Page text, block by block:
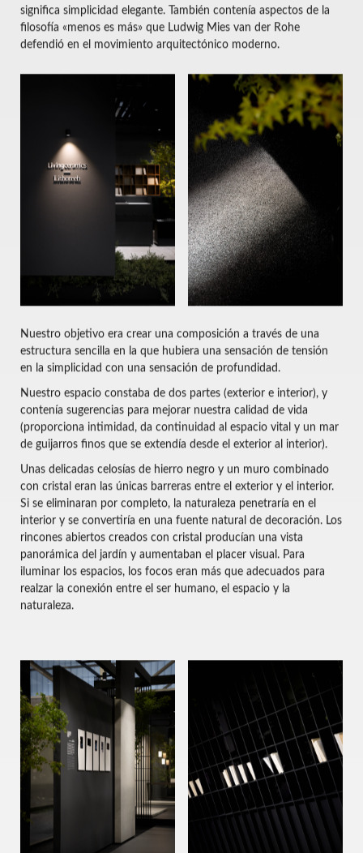
significa simplicidad elegante. También contenía aspectos de la
filosofía «menos es más» que Ludwig Mies van der Rohe
defendió en el movimiento arquitectónico moderno.
Nuestro objetivo era crear una composición a través de una
estructura sencilla en la que hubiera una sensación de tensión
en la simplicidad con una sensación de profundidad.
Nuestro espacio constaba de dos partes (exterior e interior), y
contenía sugerencias para mejorar nuestra calidad de vida
(proporciona intimidad, da continuidad al espacio vital y un mar
de guijarros finos que se extendía desde el exterior al interior).
Unas delicadas celosías de hierro negro y un muro combinado
con cristal eran las únicas barreras entre el exterior y el interior.
Si se eliminaran por completo, la naturaleza penetraría en el
interior y se convertiría en una fuente natural de decoración. Los
rincones abiertos creados con cristal producían una vista
panorámica del jardín y aumentaban el placer visual. Para
iluminar los espacios, los focos eran más que adecuados para
realzar la conexión entre el ser humano, el espacio y la
naturaleza.